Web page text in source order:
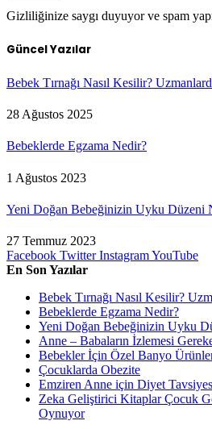
Gizliliğinize saygı duyuyor ve spam
Güncel Yazılar
Bebek Tırnağı Nasıl Kesilir?
28 Ağustos 2025
Bebeklerde Egzama Nedir?
1 Ağustos 2023
Yeni Doğan Bebeğinizin Uyku Düzeni
27 Temmuz 2023
Facebook Twitter InstagramYouTube
En Son Yazılar
Bebek Tırnağı Nasıl Kesilir?
Bebeklerde Egzama Nedir?
Yeni Doğan Bebeğinizin Uyku
Anne – Babaların İzlemesi
Bebekler İçin Özel Banyo
Çocuklarda Obezite
Emziren Anne için Diyet
Zeka Geliştirici Kitaplar Çocuk
Oynuyor